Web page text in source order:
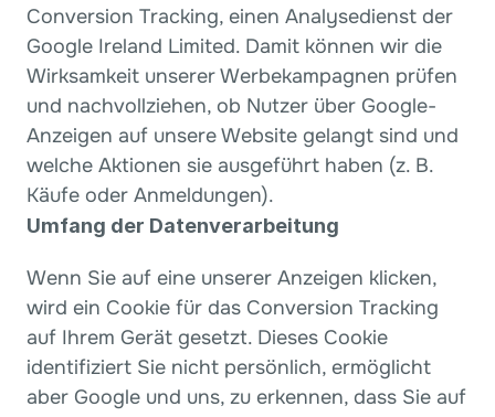
Conversion Tracking, einen Analysedienst der
Google Ireland Limited. Damit können wir die
Wirksamkeit unserer Werbekampagnen prüfen
und nachvollziehen, ob Nutzer über Google-
Anzeigen auf unsere Website gelangt sind und
welche Aktionen sie ausgeführt haben (z. B.
Käufe oder Anmeldungen).
Umfang der Datenverarbeitung
Wenn Sie auf eine unserer Anzeigen klicken,
wird ein Cookie für das Conversion Tracking
auf Ihrem Gerät gesetzt. Dieses Cookie
identifiziert Sie nicht persönlich, ermöglicht
aber Google und uns, zu erkennen, dass Sie auf